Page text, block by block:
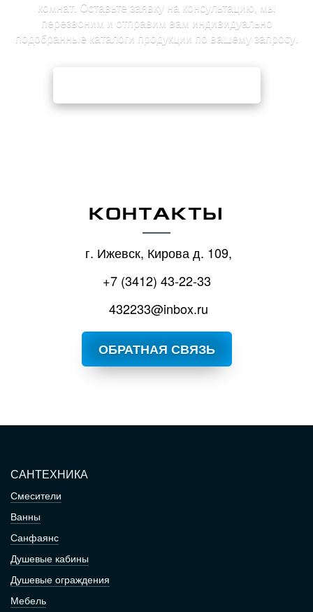
комнат. Оставьте заявку на консультацию, мы
перезвоним и отправим вам индивидуально
подобранные каталоги продукции по вашему запросу.
КОНТАКТЫ
г. Ижевск, Кирова д. 109,
+7 (3412) 43-22-33
432233@inbox.ru
ОБРАТНАЯ СВЯЗЬ
САНТЕХНИКА
Смесители
Ванны
Санфаянс
Душевые кабины
Душевые ограждения
Мебель